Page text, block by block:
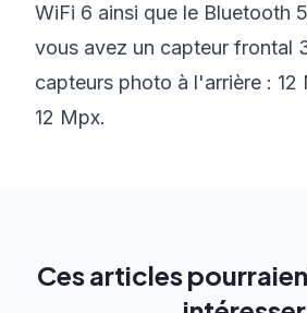
WiFi 6 ainsi que le Bluetooth
vous avez un capteur frontal
capteurs photo à l'arrière :
12 Mpx.
Ces articles